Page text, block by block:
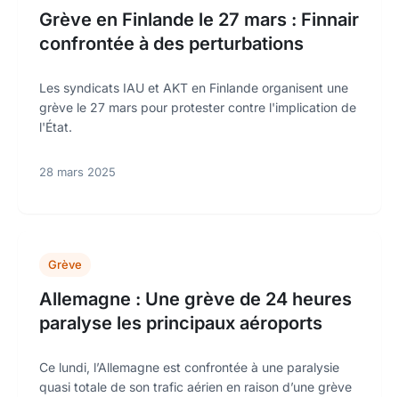
Grève en Finlande le 27 mars : Finnair
confrontée à des perturbations
Les syndicats IAU et AKT en Finlande organisent une
grève le 27 mars pour protester contre l'implication de
l'État.
28 mars 2025
Grève
Allemagne : Une grève de 24 heures
paralyse les principaux aéroports
Ce lundi, l’Allemagne est confrontée à une paralysie
quasi totale de son trafic aérien en raison d’une grève